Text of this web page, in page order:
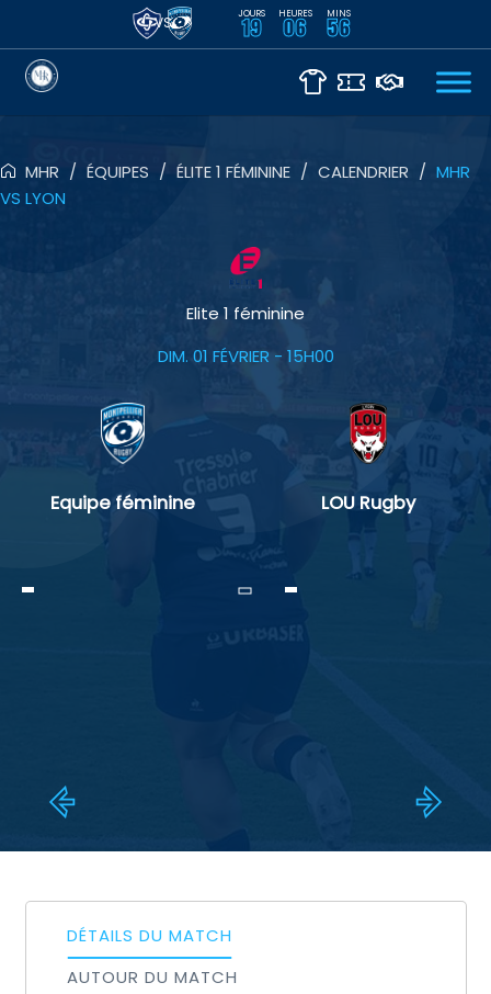
VS JOURS
19 HEURES
06 MINS
56
MHR / ÉQUIPES / ÉLITE 1 FÉMININE / CALENDRIER / MHR
VS LYON
Elite 1 féminine
DIM. 01 FÉVRIER- 15H00
Equipe féminine LOU Rugby
- - -
DÉTAILS DU MATCH
AUTOUR DU MATCH